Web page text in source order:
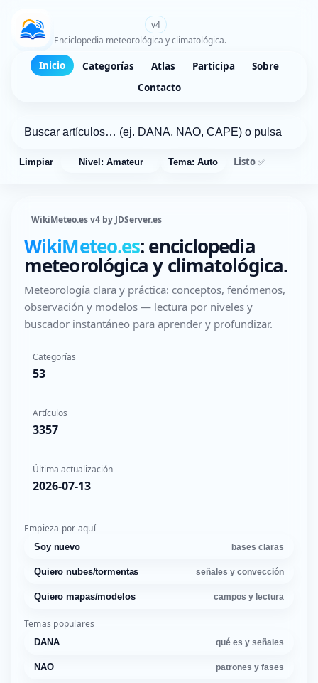
v4
Enciclopedia meteorológica y climatológica.
Inicio Categorías Atlas Participa
Sobre
Contacto
Limpiar Nivel: Amateur Tema: Auto Listo ✅
WikiMeteo.es v4 by JDServer.es
WikiMeteo.es: enciclopedia
meteorológica y climatológica.
Meteorología clara y práctica: conceptos, fenómenos,
observación y modelos — lectura por niveles y
buscador instantáneo para aprender y profundizar.
Categorías
53
Artículos
3357
Última actualización
2026-07-13
Empieza por aquí
Soy nuevo bases claras
Quiero nubes/tormentas señales y convección
Quiero mapas/modelos campos y lectura
Temas populares
DANA qué es y señales
NAO patrones y fases